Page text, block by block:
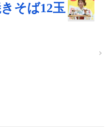
そば12玉